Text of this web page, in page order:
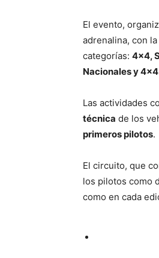
El evento,
adrenalina, con
categorías: 4×4,
Nacionales y 4×4
Las actividades
técnica de los
primeros pilotos.
El circuito, que
los pilotos como
como en cada